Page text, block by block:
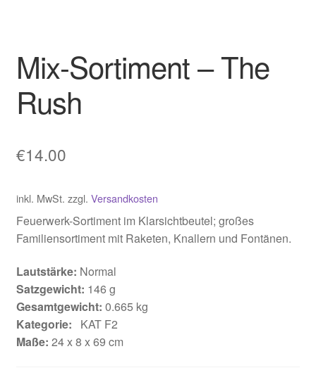
Mix-Sortiment – The
Rush
€14.00
inkl. MwSt. zzgl. Versandkosten
Feuerwerk-Sortiment im Klarsichtbeutel; großes
Familiensortiment mit Raketen, Knallern und Fontänen.
Lautstärke: Normal
Satzgewicht: 146 g
Gesamtgewicht: 0.665 kg
Kategorie:
KAT F2
Maße: 24 x 8 x 69 cm